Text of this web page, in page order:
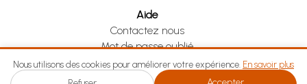
Aide
Contactez nous
Mot de passe oublié
Je me rétracte
Nous utilisons des cookies pour améliorer votre expérience. En savoir plus